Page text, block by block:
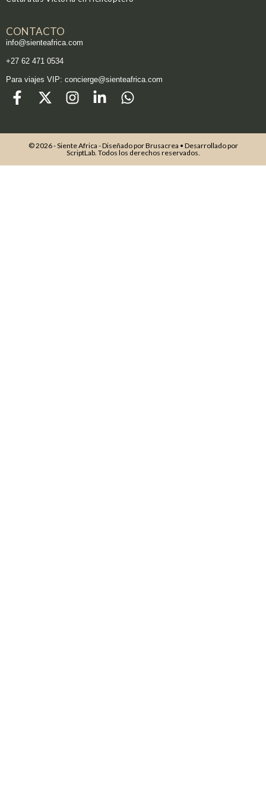
CONTACTO
info@sienteafrica.com
‪+27 62 471 0534‬
Para viajes VIP: concierge@sienteafrica.com
© 2026 - Siente Africa - Diseñado porBrusacrea • Desarrollado por
ScriptLab. Todos los derechos reservados.